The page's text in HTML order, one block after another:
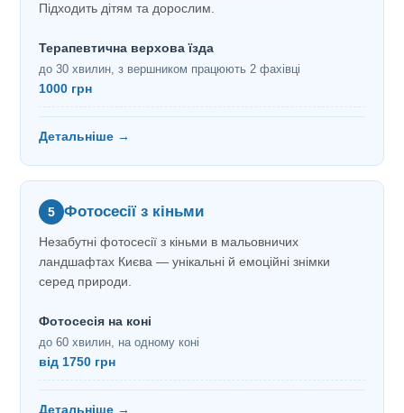
Підходить дітям та дорослим.
Терапевтична верхова їзда
до 30 хвилин, з вершником працюють 2 фахівці
1000 грн
Детальніше →
5 Фотосесії з кіньми
Незабутні фотосесії з кіньми в мальовничих
ландшафтах Києва — унікальні й емоційні знімки
серед природи.
Фотосесія на коні
до 60 хвилин, на одному коні
від 1750 грн
Детальніше →